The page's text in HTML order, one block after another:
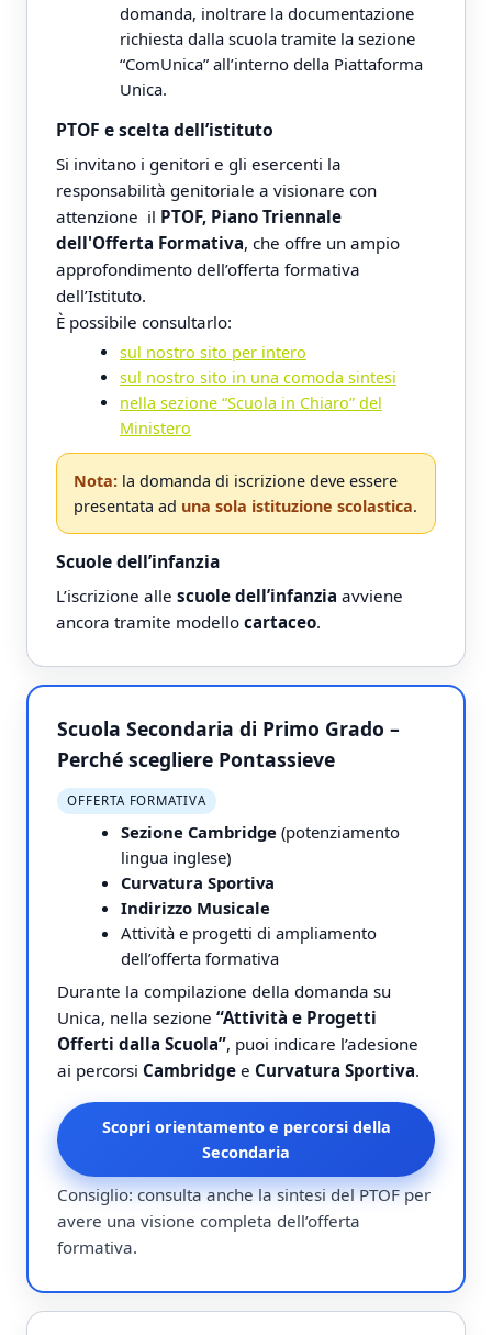
domanda, inoltrare la documentazione
richiesta dalla scuola tramite la sezione
“ComUnica” all’interno della Piattaforma
Unica.
PTOF e scelta dell’istituto
Si invitano i genitori e gli esercenti la
responsabilità genitoriale a visionare con
attenzione il PTOF, Piano Triennale
dell'Offerta Formativa, che offre un ampio
approfondimento dell’offerta formativa
dell’Istituto.
È possibile consultarlo:
sul nostro sito per intero
sul nostro sito in una comoda sintesi
nella sezione “Scuola in Chiaro” del
Ministero
Nota:la domanda di iscrizione deve essere
presentata ad una sola istituzione scolastica.
Scuole dell’infanzia
L’iscrizione allescuole dell’infanzia avviene
ancora tramite modellocartaceo.
Scuola Secondaria di Primo Grado –
Perché scegliere Pontassieve
OFFERTA FORMATIVA
Sezione Cambridge(potenziamento
lingua inglese)
Curvatura Sportiva
Indirizzo Musicale
Attività e progetti di ampliamento
dell’offerta formativa
Durante la compilazione della domanda su
Unica, nella sezione“Attività e Progetti
Offerti dalla Scuola”, puoi indicare l’adesione
ai percorsi Cambridge e Curvatura Sportiva.
Scopri orientamento e percorsi della
Secondaria
Consiglio: consulta anche la sintesi del PTOF per
avere una visione completa dell’offerta
formativa.